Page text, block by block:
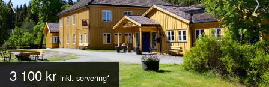
3 100 kr inkl. servering*